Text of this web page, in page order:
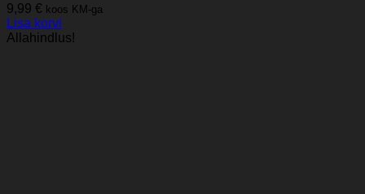
9,99 € koos KM-ga
Lisa korvi
Allahindlus!